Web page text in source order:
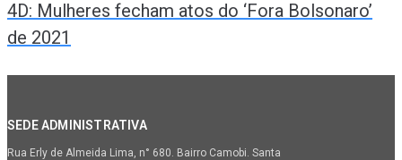
4D: Mulheres fecham atos do ‘Fora Bolsonaro’
de 2021
SEDE ADMINISTRATIVA
Rua Erly de Almeida Lima, n° 680. Bairro Camobi. Santa